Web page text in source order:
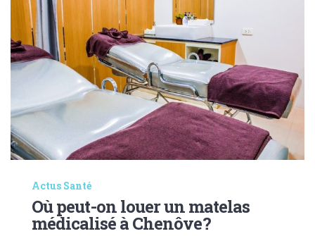
Actus Santé
Où peut-on louer un matelas
médicalisé à Chenôve ?